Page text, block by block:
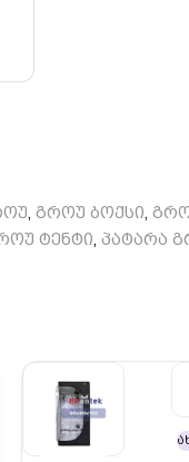
, გროუ ბოქსი,
ტენტი, პატარა